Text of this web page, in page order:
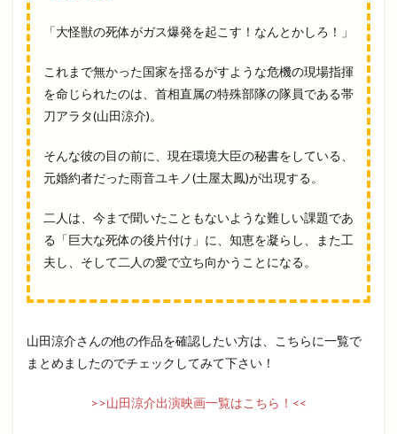
「大怪獣の死体がガス爆発を起こす！なんとかしろ！」
これまで無かった国家を揺るがすような危機の現場指揮
を命じられたのは、首相直属の特殊部隊の隊員である帯
刀アラタ(山田涼介)。
そんな彼の目の前に、現在環境大臣の秘書をしている、
元婚約者だった雨音ユキノ(土屋太鳳)が出現する。
二人は、今まで聞いたこともないような難しい課題であ
る「巨大な死体の後片付け」に、知恵を凝らし、また工
夫し、そして二人の愛で立ち向かうことになる。
山田涼介さんの他の作品を確認したい方は、こちらに一覧で
まとめましたのでチェックしてみて下さい！
>>山田涼介出演映画一覧はこちら！<<